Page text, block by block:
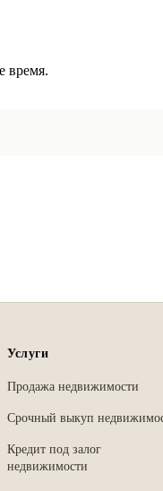
время.
Услуги
Продажа недвижимости
Срочный выкуп
Кредит под залог
недвижимости